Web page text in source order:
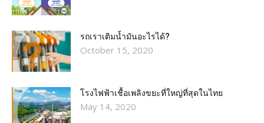
รถเราเติมน้ำมันอะไรได้?​
October 15, 2020
โรงไฟฟ้าเชื้อเพลิงขยะที่ใหญ่ที่สุดในไทย
May 14, 2020